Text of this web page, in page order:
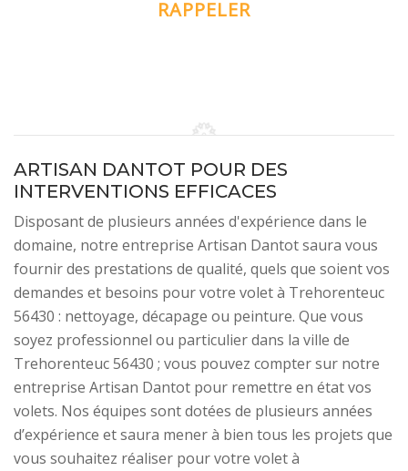
ARTISAN DANTOT POUR DES
INTERVENTIONS EFFICACES
Disposant de plusieurs années d'expérience dans le
domaine, notre entreprise Artisan Dantot saura vous
fournir des prestations de qualité, quels que soient vos
demandes et besoins pour votre volet à Trehorenteuc
56430 : nettoyage, décapage ou peinture. Que vous
soyez professionnel ou particulier dans la ville de
Trehorenteuc 56430 ; vous pouvez compter sur notre
entreprise Artisan Dantot pour remettre en état vos
volets. Nos équipes sont dotées de plusieurs années
d’expérience et saura mener à bien tous les projets que
vous souhaitez réaliser pour votre volet à